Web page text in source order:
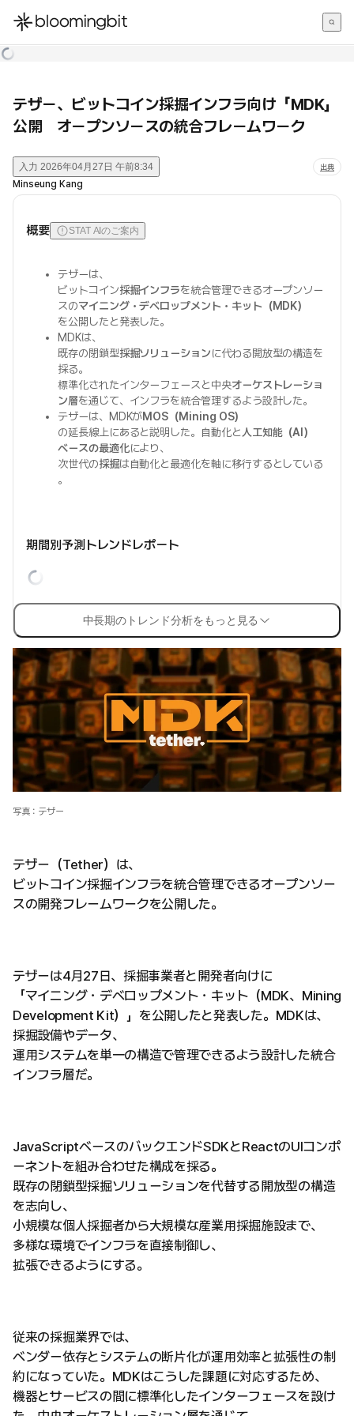
한국어
テザー、ビットコイン採掘インフラ向け「MDK」
公開 オープンソースの統合フレームワーク
入力 2026年04月27日 午前8:34 出典
Minseung Kang
概要 STAT AIのご案内
テザーは、
ビットコイン採掘インフラを統合管理できるオープンソー
スのマイニング・デベロップメント・キット（MDK）
を公開したと発表した。
MDKは、
既存の閉鎖型採掘ソリューションに代わる開放型の構造を
採る。
標準化されたインターフェースと中央オーケストレーショ
ン層を通じて、インフラを統合管理するよう設計した。
テザーは、MDKがMOS（Mining OS）
の延長線上にあると説明した。自動化と 人工知能（AI）
ベースの最適化により、
次世代の採掘は自動化と最適化を軸に移行するとしている
。
期間別予測トレンドレポート
中長期のトレンド分析をもっと見る
写真：テザー
テザー（Tether）は、
ビットコイン採掘インフラを統合管理できるオープンソー
スの開発フレームワークを公開した。
テザーは4月27日、採掘事業者と開発者向けに
「マイニング・デベロップメント・キット（MDK、Mining
Development Kit）」を公開したと発表した。MDKは、
採掘設備やデータ、
運用システムを単一の構造で管理できるよう設計した統合
インフラ層だ。
JavaScriptベースのバックエンドSDKとReactのUIコンポ
ーネントを組み合わせた構成を採る。
既存の閉鎖型採掘ソリューションを代替する開放型の構造
を志向し、
小規模な個人採掘者から大規模な産業用採掘施設まで、
多様な環境でインフラを直接制御し、
拡張できるようにする。
従来の採掘業界では、
ベンダー依存とシステムの断片化が運用効率と拡張性の制
約になっていた。MDKはこうした課題に対応するため、
機器とサービスの間に標準化したインターフェースを設け